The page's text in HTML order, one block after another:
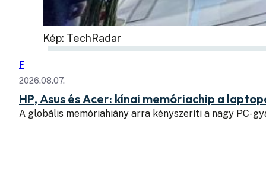
Kép: TechRadar
F
2026.08.07.
HP, Asus és Acer: kínai memóriachip a
A globális memóriahiány arra kényszeríti a nagy PC-